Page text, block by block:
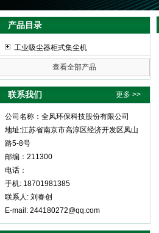
产品目录
工业吸尘器柜式集尘机
查看全部产品
联系我们 更多 >>
公司名称：全风环保科技股份有限公司
地址:江苏省南京市高淳区经济开发区凤山
路5-8号
邮编：211300
电话：
手机: 18701981385
联系人: 刘春创
E-mail: 244180272@qq.com